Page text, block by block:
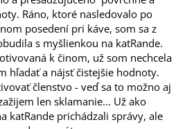
Ráno, ktoré nasledovalo po
posedení pri káve, som sa z
s myšlienkou na katRande.
k činom, už som nechcela
hľadať a nájsť čistejšie hodnoty.
členstvo - veď sa to možno aj
len sklamanie... Už ako
katRande prichádzali správy, ale